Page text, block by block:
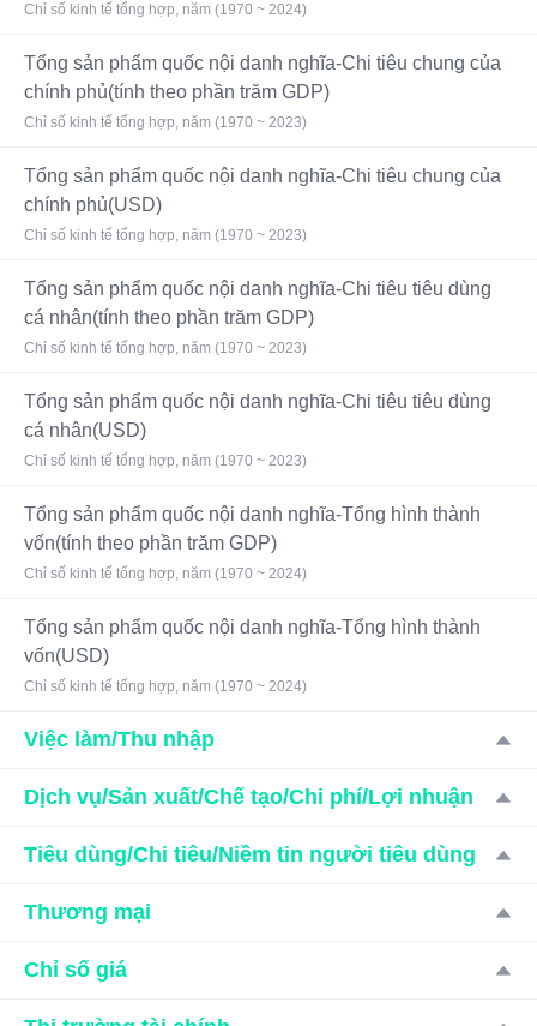
Chỉ số kinh tế tổng hợp, năm (1970 ~ 2024)
Tổng sản phẩm quốc nội danh nghĩa-Chi tiêu chung của
chính phủ(tính theo phần trăm GDP)
Chỉ số kinh tế tổng hợp, năm (1970 ~ 2023)
Tổng sản phẩm quốc nội danh nghĩa-Chi tiêu chung của
chính phủ(USD)
Chỉ số kinh tế tổng hợp, năm (1970 ~ 2023)
Tổng sản phẩm quốc nội danh nghĩa-Chi tiêu tiêu dùng
cá nhân(tính theo phần trăm GDP)
Chỉ số kinh tế tổng hợp, năm (1970 ~ 2023)
Tổng sản phẩm quốc nội danh nghĩa-Chi tiêu tiêu dùng
cá nhân(USD)
Chỉ số kinh tế tổng hợp, năm (1970 ~ 2023)
Tổng sản phẩm quốc nội danh nghĩa-Tổng hình thành
vốn(tính theo phần trăm GDP)
Chỉ số kinh tế tổng hợp, năm (1970 ~ 2024)
Tổng sản phẩm quốc nội danh nghĩa-Tổng hình thành
vốn(USD)
Chỉ số kinh tế tổng hợp, năm (1970 ~ 2024)
Việc làm/Thu nhập
Dịch vụ/Sản xuất/Chế tạo/Chi phí/Lợi nhuận
Tiêu dùng/Chi tiêu/Niềm tin người tiêu dùng
Thương mại
Chỉ số giá